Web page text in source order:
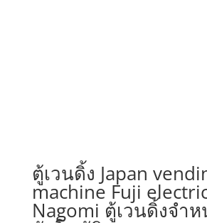
ตู้เวนดิ้ง Japan
machine Fuji
Nagomi ตู้เวนดิ้งจำ